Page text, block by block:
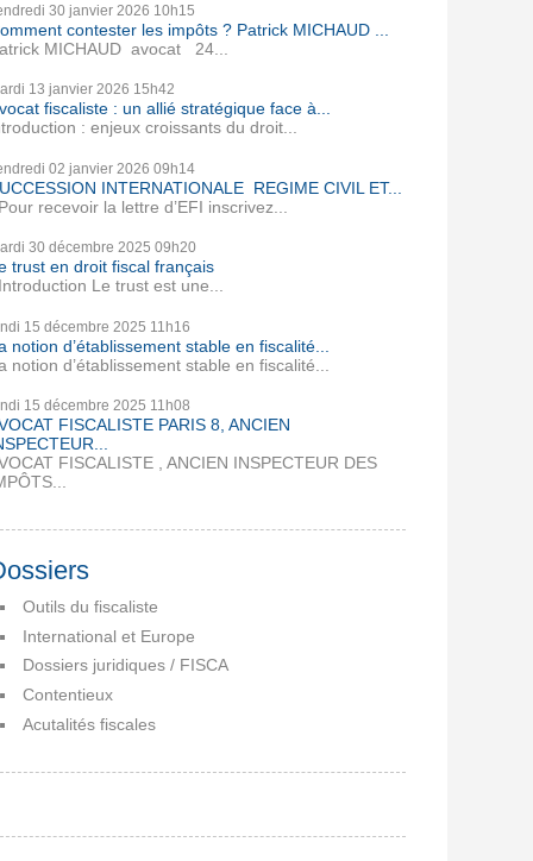
30 janvier 2026 10h15
contester les impôts ? Patrick MICHAUD ...
MICHAUD avocat 24...
13 janvier 2026 15h42
fiscaliste : un allié stratégique face à...
: enjeux croissants du droit...
02 janvier 2026 09h14
INTERNATIONALE REGIME CIVIL ET...
recevoir la lettre d’EFI inscrivez...
30 décembre 2025 09h20
trust en droit fiscal français
Le trust est une...
15 décembre 2025 11h16
notion d’établissement stable en fiscalité...
notion d’établissement stable en fiscalité...
15 décembre 2025 11h08
FISCALISTE PARIS 8, ANCIEN
FISCALISTE , ANCIEN INSPECTEUR DES
Outils du fiscaliste
International et Europe
Dossiers juridiques / FISCA
Contentieux
Acutalités fiscales